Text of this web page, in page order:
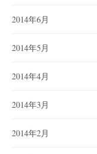
2014年6月
2014年5月
2014年4月
2014年3月
2014年2月